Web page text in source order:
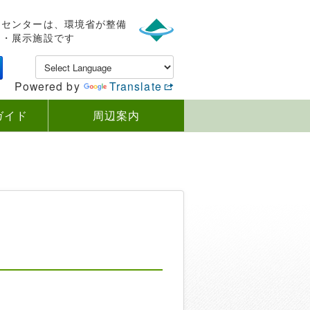
ンターは、環境省が整備
展示施設です
Powered by
Translate
ド
周辺案内